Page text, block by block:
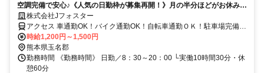
空調完備で安心♪《人気の日勤枠が募集再開！》月の半分ほどがお休みで
も月24万円ほどの収入をゲット！空調完備のキレイな工場で快適♪
株式会社Jフォスター
アクセス 車通勤OK！バイク通勤OK！自転車通勤ＯＫ！駐車場完備＆
通勤手当有（規定）で安心！
時給1,200円～1,500円
熊本県玉名郡
勤務時間 《勤務時間》 日勤／8：30～20：00 └実働10時間30分・休
憩60分